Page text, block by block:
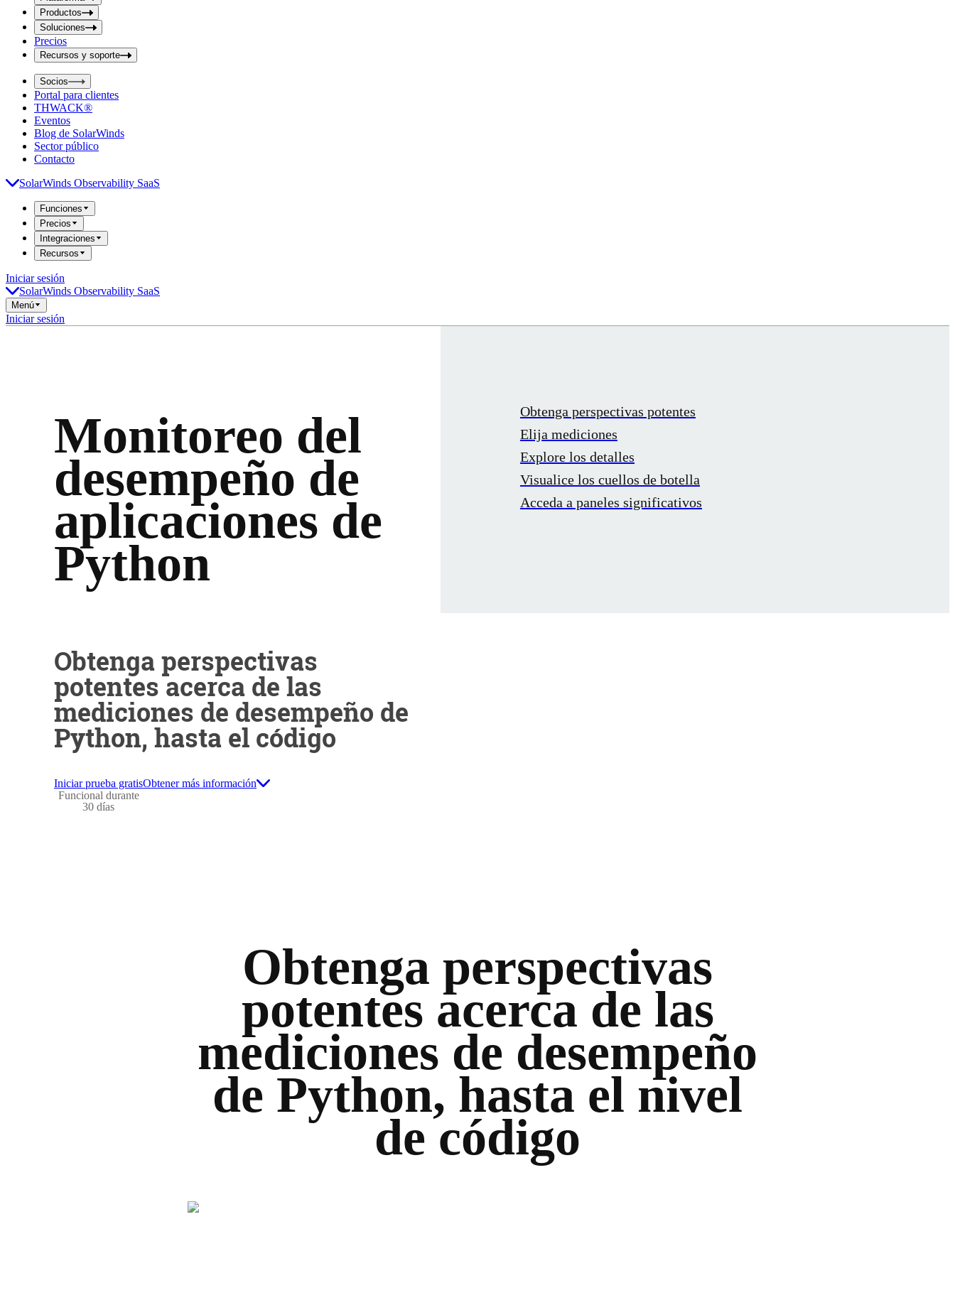
t
S
e
a
r
c
h
b
o
x
Productos
Soluciones
Precios
Recursos y soporte
Socios
Portal para clientes
THWACK®
Eventos
Blog de SolarWinds
Sector público
Contacto
SolarWinds Observability SaaS
Funciones
Precios
Integraciones
Recursos
Iniciar sesión
SolarWinds Observability SaaS
Menú
Iniciar sesión
Monitoreo del
desempeño de
aplicaciones de
Python
Obtenga perspectivas
potentes acerca de las
mediciones de desempeño de
Python, hasta el código
Iniciar prueba gratis
Funcional durante
30 días
Obtener más información
Obtenga perspectivas potentes
Elija mediciones
Explore los detalles
Visualice los cuellos de botella
Acceda a paneles significativos
Obtenga perspectivas
potentes acerca de las
mediciones de desempeño
de Python, hasta el nivel
de código